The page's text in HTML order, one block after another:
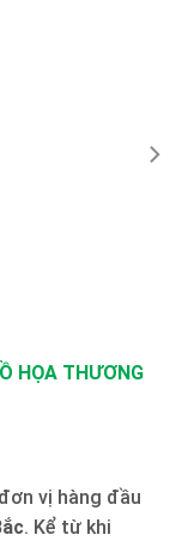
HỌA THƯƠNG
vị hàng đầu
. Kể từ khi